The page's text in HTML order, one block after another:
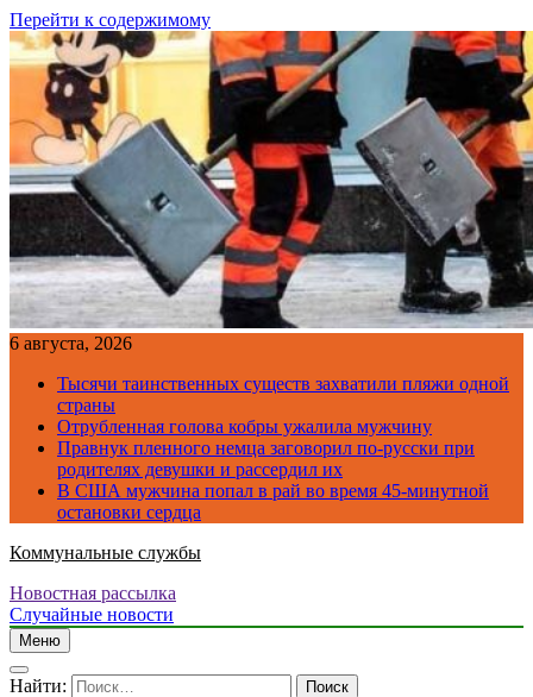
Перейти к содержимому
6 августа, 2026
Тысячи таинственных существ захватили пляжи одной
страны
Отрубленная голова кобры ужалила мужчину
Правнук пленного немца заговорил по-русски при
родителях девушки и рассердил их
В США мужчина попал в рай во время 45-минутной
остановки сердца
Коммунальные службы
Новостная рассылка
Случайные новости
Меню
Найти: